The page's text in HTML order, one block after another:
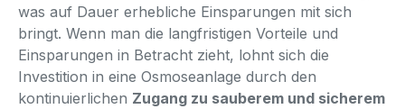
was auf Dauer erhebliche Einsparungen mit sich
bringt. Wenn man die langfristigen Vorteile und
Einsparungen in Betracht zieht, lohnt sich die
Investition in eine Osmoseanlage durch den
kontinuierlichen Zugang zu sauberem und sicherem